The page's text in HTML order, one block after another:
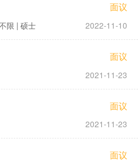
面议
限 | 硕士 2022-11-10
面议
2021-11-23
面议
2021-11-23
面议